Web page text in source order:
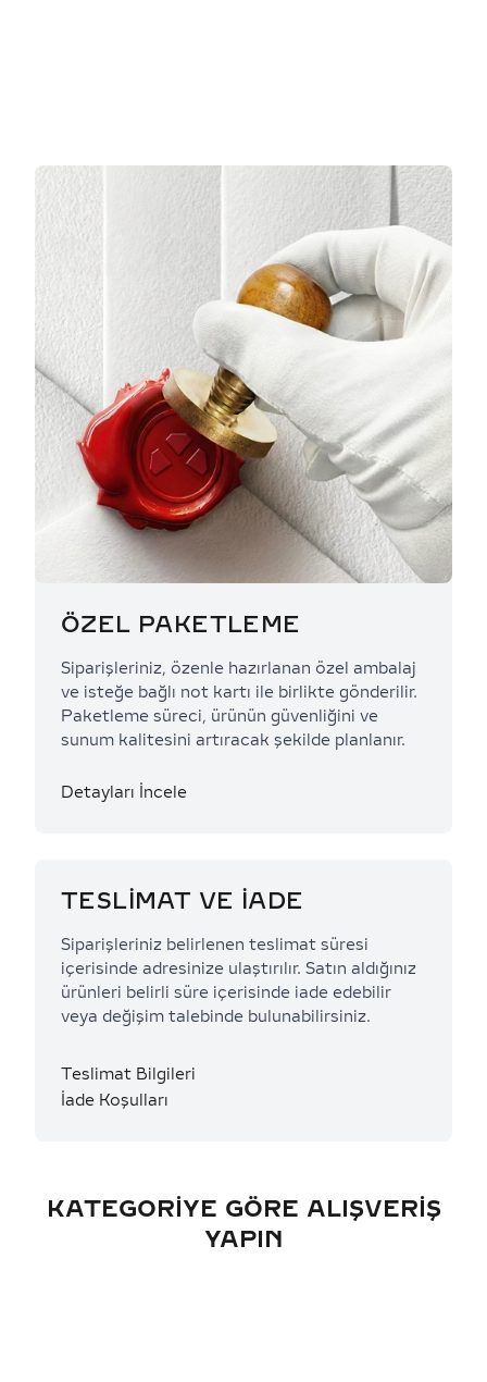
ÖZEL PAKETLEME
Siparişleriniz, özenle hazırlanan özel ambalaj
ve isteğe bağlı not kartı ile birlikte gönderilir.
Paketleme süreci, ürünün güvenliğini ve
sunum kalitesini artıracak şekilde planlanır.
Detayları İncele
TESLİMAT VE İADE
Siparişleriniz belirlenen teslimat süresi
içerisinde adresinize ulaştırılır. Satın aldığınız
ürünleri belirli süre içerisinde iade edebilir
veya değişim talebinde bulunabilirsiniz.
Teslimat Bilgileri
İade Koşulları
KATEGORIYE GÖRE ALIŞVERIŞ
YAPIN